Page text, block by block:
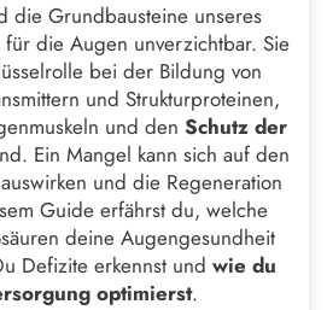
die Grundbausteine unseres
die Augen unverzichtbar. Sie
bei der Bildung von
und Strukturproteinen,
und den Schutz der
Ein Mangel kann sich auf den
und die Regeneration
Guide erfährst du, welche
deine Augengesundheit
Defizite erkennst und wie du
optimierst.